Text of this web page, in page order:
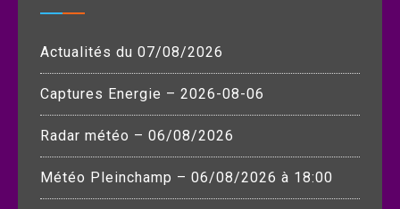
Actualités du 07/08/2026
Captures Energie – 2026-08-06
Radar météo – 06/08/2026
Météo Pleinchamp – 06/08/2026 à 18:00